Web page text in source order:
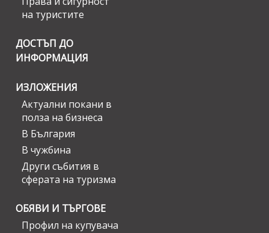
на туристите
ДОСТЪП ДО
ИНФОРМАЦИЯ
ИЗЛОЖЕНИЯ
Актуални покани в
полза на бизнеса
В България
В чужбина
Други събития в
сферата на туризма
ОБЯВИ И ТЪРГОВЕ
Профил на купувача